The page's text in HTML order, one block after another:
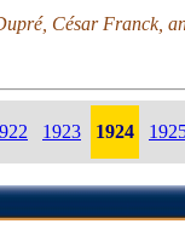
César Franck,
1923 1924